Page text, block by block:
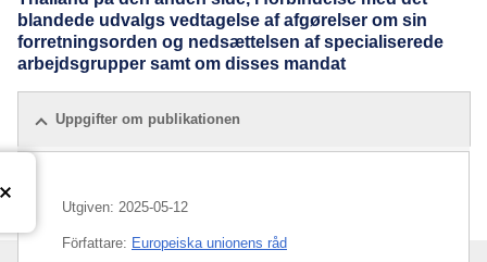
blandede udvalgs vedtagelse af afgørelser om sin
forretningsorden og nedsættelsen af specialiserede
arbejdsgrupper samt om disses mandat
Uppgifter om publikationen
Utgiven: 2025-05-12
Författare: Europeiska unionens råd